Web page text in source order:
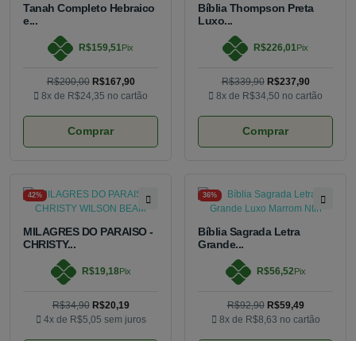
Tanah Completo Hebraico
e...
R$159,51 Pix
R$200,00 R$167,90
8x de R$24,35 no cartão
Comprar
Bíblia Thompson Preta
Luxo...
R$226,01 Pix
R$339,90 R$237,90
8x de R$34,50 no cartão
Comprar
42%
MILAGRES DO PARAISO -
CHRISTY...
R$19,18Pix
R$34,90 R$20,19
4x de R$5,05 sem juros
36%
Bíblia Sagrada Letra
Grande...
R$56,52Pix
R$92,90 R$59,49
8x de R$8,63 no cartão